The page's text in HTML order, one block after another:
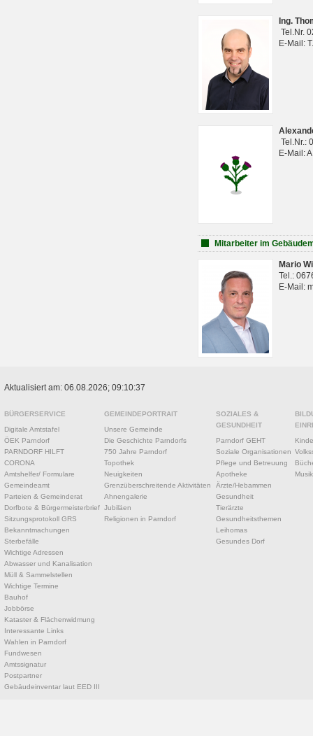
Ing.
Tel.Nr.
E-Mail:
Tel.Nr.:
E-Mail:
Mitarbeiter im
Mario
Tel.:
E-Mail:
Aktualisiert am: 06.08.2026; 09:10:37
BÜRGERSERVICE
Digitale Amtstafel
ÖEK Parndorf
PARNDORF HILFT
CORONA
Amtshelfer/ Formulare
Gemeindeamt
Parteien & Gemeinderat
Dorfbote & Bürgermeisterbrief
Sitzungsprotokoll GRS
Bekanntmachungen
Sterbefälle
Wichtige Adressen
Abwasser und Kanalisation
Müll & Sammelstellen
Wichtige Termine
Bauhof
Jobbörse
Kataster & Flächenwidmung
Interessante Links
Wahlen in Parndorf
Fundwesen
Amtssignatur
Postpartner
Gebäudeinventar laut EED III
GEMEINDEPORTRAIT
Unsere Gemeinde
Die Geschichte Parndorfs
750 Jahre Parndorf
Topothek
Neuigkeiten
Grenzüberschreitende Aktivitäten
Ahnengalerie
Jubiläen
Religionen in Parndorf
SOZIALES &
GESUNDHEIT
Parndorf GEHT
Soziale Organisationen
Pflege und Betreuung
Apotheke
Ärzte/Hebammen
Gesundheit
Tierärzte
Gesundheitsthemen
Leihomas
Gesundes Dorf